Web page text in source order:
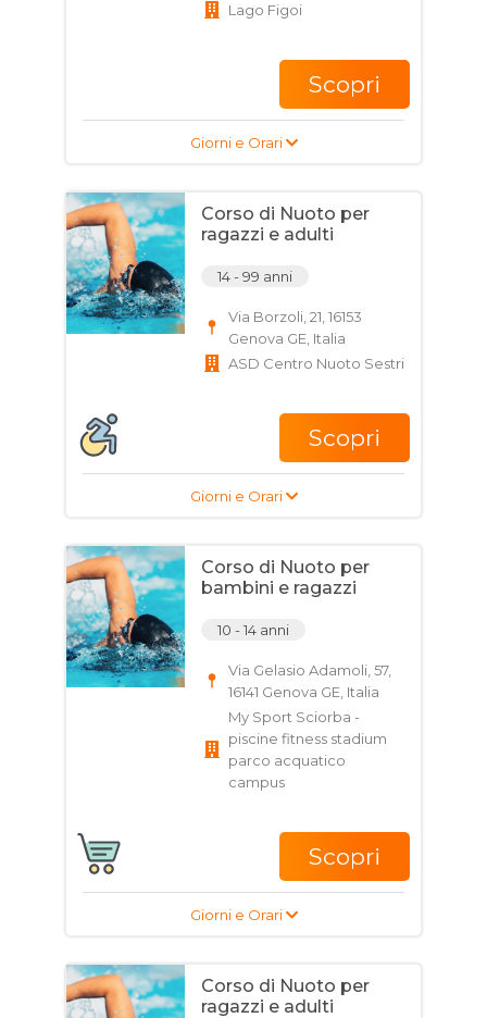
Lago Figoi
Scopri
Giorni e Orari
Corso di Nuoto per
ragazzi e adulti
14 - 99 anni
Via Borzoli, 21, 16153
Genova GE, Italia
ASD Centro Nuoto Sestri
Scopri
Giorni e Orari
Corso di Nuoto per
bambini e ragazzi
10 - 14 anni
Via Gelasio Adamoli, 57,
16141 Genova GE, Italia
My Sport Sciorba -
piscine fitness stadium
parco acquatico
campus
Scopri
Giorni e Orari
Corso di Nuoto per
ragazzi e adulti